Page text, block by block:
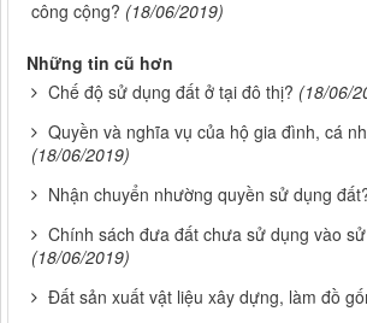
công cộng? (18/06/2019)
Những tin cũ hơn
Chế độ sử dụng đất ở tại đô thị? (18/06/
Quyền và nghĩa vụ của hộ gia đình, cá
(18/06/2019)
Nhận chuyển nhường quyền sử dụng
Chính sách đưa đất chưa sử dụng vào
(18/06/2019)
Đất sản xuất vật liệu xây dựng, làm đồ